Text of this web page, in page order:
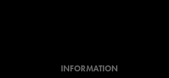
INFORMATION